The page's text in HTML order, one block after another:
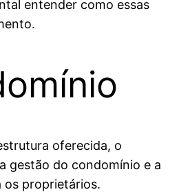
entender como essas
oferecida, o
gestão do condomínio e a
os proprietários.